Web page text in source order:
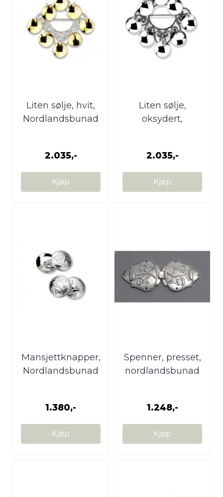
Liten sølje, hvit,
Nordlandsbunad
2.035,-
Kjøp
Liten sølje,
oksydert,
2.035,-
Kjøp
Mansjettknapper,
Nordlandsbunad
1.380,-
Kjøp
Spenner, presset,
nordlandsbunad
1.248,-
Kjøp